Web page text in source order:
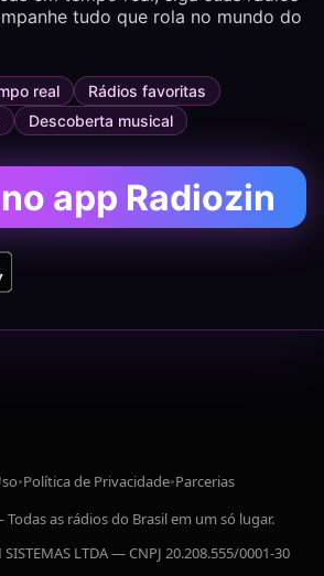
tudo que rola no mundo do
real
Rádios favoritas
Descoberta musical
app Radiozin
•Política de Privacidade•Parcerias
as rádios do Brasil em um só lugar.
SISTEMAS LTDA — CNPJ 20.208.555/0001-30